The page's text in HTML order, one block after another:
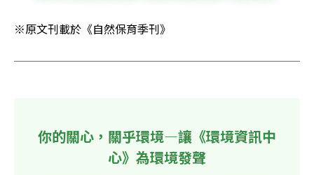
※原文刊載於《自然保育季刊》
你的關心，關乎環境—讓《環境資訊中
心》為環境發聲